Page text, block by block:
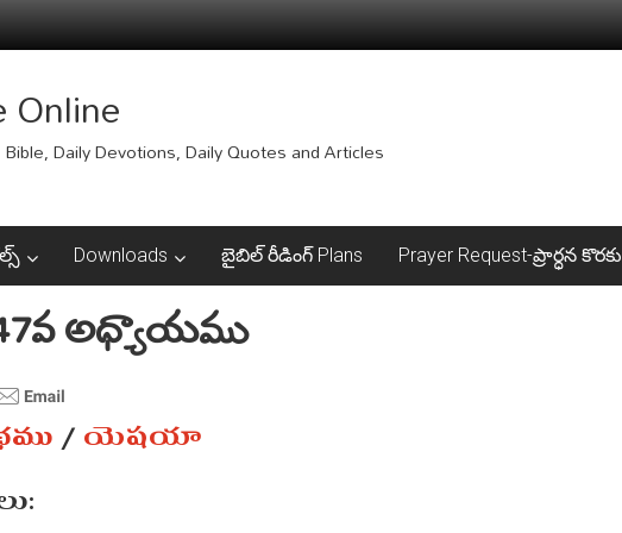
Online
Daily Devotions, Daily Quotes and Articles
Downloads బైబిల్ రీడింగ్ Plans Prayer Request-ప్రార్ధన కొరకు
అధ్యాయము
/యెషయా